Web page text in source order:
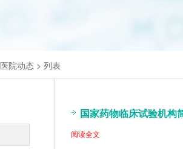
医院动态 > 列表
国家药物临床试验机构
阅读全文